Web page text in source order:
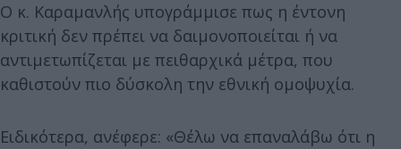
O κ. Καραμανλής υπογράμμισε πως η έντονη
κριτική δεν πρέπει να δαιμονοποιείται ή να
αντιμετωπίζεται με πειθαρχικά μέτρα, που
καθιστούν πιο δύσκολη την εθνική ομοψυχία.
Ειδικότερα, ανέφερε: «Θέλω να επαναλάβω ότι η